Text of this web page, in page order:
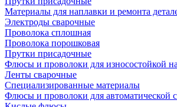
Материалы для наплавки и ремонта
Электроды сварочные
Проволока сплошная
Проволока порошковая
Прутки присадочные
Флюсы и проволоки для износостойкой
Ленты сварочные
Специализированные материалы
Флюсы и проволоки для автоматической